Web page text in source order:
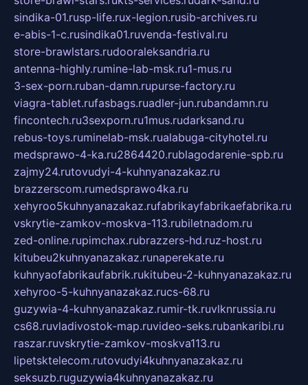
sindika-01.rusp-life.rux-legion.rusib-archives.ru
e-abis-1-c.rusindika01.ruvenda-festival.ru
store-brawlstars.rudooraleksandria.ru
antenna-highly.rumine-lab-msk.ru1-mus.ru
3-sex-porn.ruban-damn.rupurse-factory.ru
viagra-tablet.rufasbags.ruadler-jun.rubandamn.ru
fincontech.ru3sexporn.ru1mus.rudarksand.ru
rebus-toys.ruminelab-msk.rualabuga-cityhotel.ru
medsprawo-4-ka.ru2864420.rublagodarenie-spb.ru
zajmy24.rutovudyi-4-kuhnyanazakaz.ru
brazzerscom.rumedsprawo4ka.ru
xehyroo5kuhnyanazakaz.rufabrikayfabrikaefabrika.ru
vskrytie-zamkov-moskva-113.rubiletnadom.ru
zed-online.rupimchax.rubrazzers-hd.ruz-host.ru
kitubeu2kuhnyanazakaz.runaperekate.ru
kuhnyaofabrikaufabrik.rukitubeu-2-kuhnyanazakaz.ru
xehyroo-5-kuhnyanazakaz.rucs-68.ru
guzywia-4-kuhnyanazakaz.rumir-tk.ruvlknrussia.ru
cs68.ruvladivostok-map.ruvideo-seks.rubankaribi.ru
raszar.ruvskrytie-zamkov-moskva113.ru
lipetsktelecom.rutovudyi4kuhnyanazakaz.ru
seksuzb.ruguzywia4kuhnyanazakaz.ru